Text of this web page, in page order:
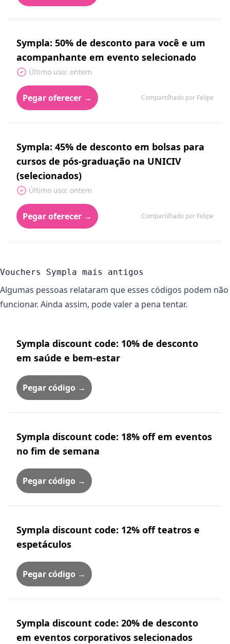
Sympla: 50% de desconto para você e um
acompanhante em evento selecionado
Último uso: ontem
Pegar oferecer → Compartilhado por Felipe
Sympla: 45% de desconto em bolsas para
cursos de pós-graduação na UNICIV
(selecionados)
Último uso: ontem
Pegar oferecer → Compartilhado por Felipe
Vouchers Sympla mais antigos
Algumas pessoas relataram que esses códigos podem não
funcionar. Ainda assim, pode valer a pena tentar.
Sympla discount code: 10% de desconto
em saúde e bem-estar
Pegar código →
Sympla discount code: 18% off em eventos
no fim de semana
Pegar código →
Sympla discount code: 12% off teatros e
espetáculos
Pegar código →
Sympla discount code: 20% de desconto
em eventos corporativos selecionados